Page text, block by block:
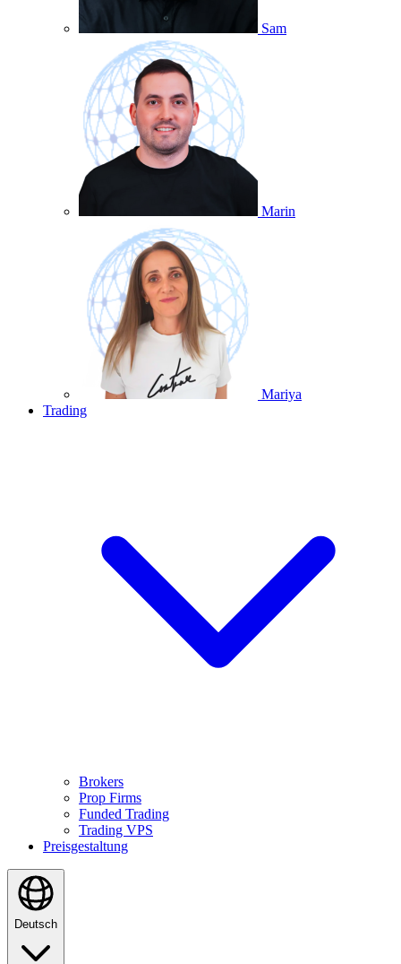
Sam
Marin
Mariya
Trading
Brokers
Prop Firms
Funded Trading
Trading VPS
Preisgestaltung
Deutsch